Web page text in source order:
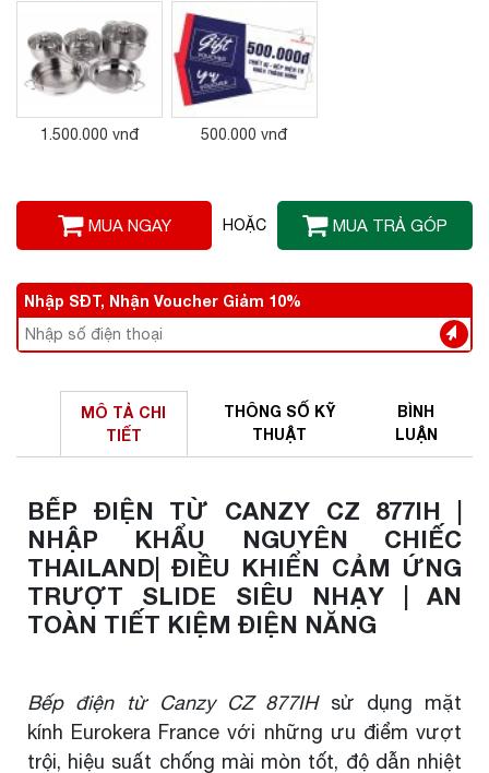
1.500.000 vnđ 500.000 vnđ
MUA NGAY HOẶC MUA TRẢ GÓP
Nhập SĐT, Nhận Voucher Giảm 10%
MÔ TẢ CHI
TIẾT
THÔNG SỐ KỸ
THUẬT
BÌNH
LUẬN
BẾP ĐIỆN TỪ CANZY CZ 877IH |
NHẬP KHẨU NGUYÊN CHIẾC
THAILAND| ĐIỀU KHIỂN CẢM ỨNG
TRƯỢT SLIDE SIÊU NHẠY | AN
TOÀN TIẾT KIỆM ĐIỆN NĂNG
Bếp điện từ Canzy CZ 877IHsử dụng mặt
kính Eurokera France với những ưu điểm vượt
trội, hiệu suất chống mài mòn tốt, độ dẫn nhiệt